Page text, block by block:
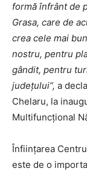
formă înfrânt de
Grasa, care de
crea cele mai
nostru, pentru
gândit, pentru
județului”, a
Chelaru, la
Multifuncțional
Înființarea
este de o